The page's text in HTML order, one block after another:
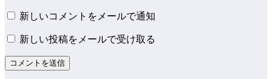
新しいコメントをメールで通知
新しい投稿をメールで受け取る